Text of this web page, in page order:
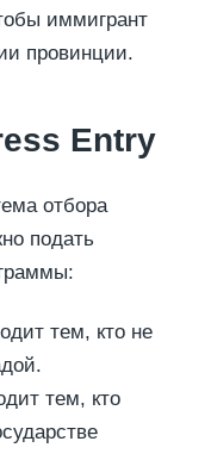
иммигрант
провинции.
Entry
отбора
подать
тем, кто не
тем, кто